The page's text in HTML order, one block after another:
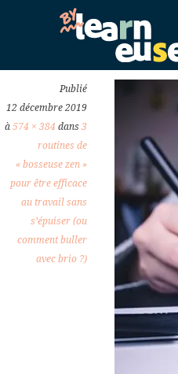
Previous
Publié
12 décembre 2019
à 574 × 384 dans 3
routines de
« bosseuse zen »
pour être efficace
au travail sans
s’épuiser (ou
comment buller
avec brio ?)